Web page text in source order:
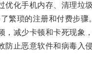
手机内存、清理垃
琐的注册和付费步骤
少卡顿和卡死现象，
止恶意软件和病毒入侵